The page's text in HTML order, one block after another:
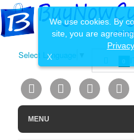
Select Language
0
MENU
We use cookies. By
site, you are
X